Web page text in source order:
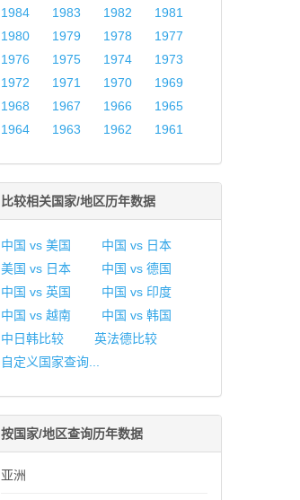
1984
1983 1982
1981
1980
1979 1978
1977
1976
1975 1974
1973
1972
1971 1970
1969
1968
1967 1966
1965
1964
1963 1962 1961
比较相关国家/地区历年数据
中国 vs 美国
中国 vs 日本
美国 vs 日本
中国 vs 德国
中国 vs 英国
中国 vs 印度
中国 vs 越南
中国 vs 韩国
中日韩比较
英法德比较
自定义国家查询...
按国家/地区查询历年数据
亚洲